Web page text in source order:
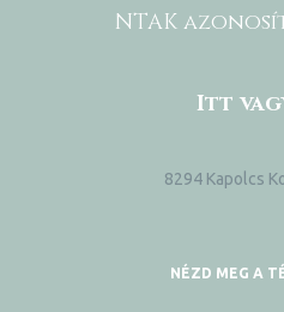
NTAK
Itt
8294 Kapolcs
NÉZD MEG A